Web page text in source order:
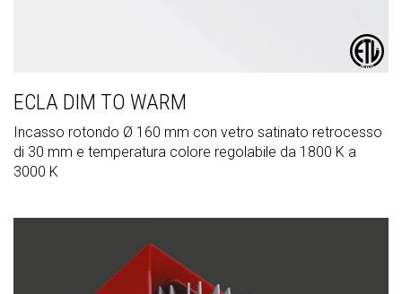
ECLA DIM TO WARM
Incasso rotondo Ø 160 mm con vetro satinato retrocesso
di 30 mm e temperatura colore regolabile da 1800 K a
3000 K